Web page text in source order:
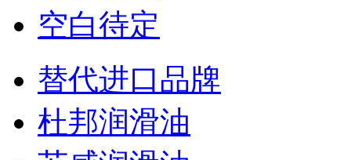
空白待定
替代进口品牌
杜邦润滑油